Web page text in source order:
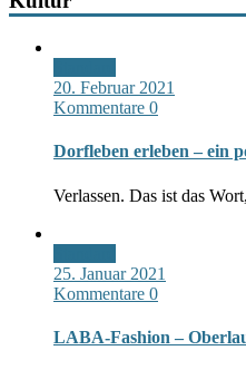
20. Februar 2021
Kommentare 0
Dorfleben erleben – ein
Verlassen. Das ist das
25. Januar 2021
Kommentare 0
LABA-Fashion –